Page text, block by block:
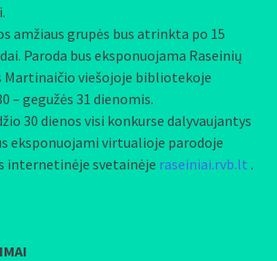
amžiaus grupės bus atrinkta po 15
Paroda bus eksponuojama Raseinių
Martinaičio viešojoje bibliotekoje
– gegužės 31 dienomis.
30 dienos visi konkurse dalyvaujantys
eksponuojami virtualioje parodoje
internetinėje svetainėje raseiniai.rvb.lt .